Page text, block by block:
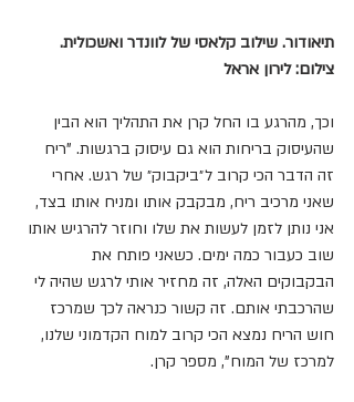
תיאודור. שילוב קלאסי של לוונדר ואשכולית.
צילום: לירון אראל
וכך, מהרגע בו החל קרן את התהליך הוא הבין
שהעיסוק בריחות הוא גם עיסוק ברגשות. "ריח
זה הדבר הכי קרוב ל״ביקבוק״ של רגש. אחרי
שאני מרכיב ריח, מבקבק אותו ומניח אותו בצד,
אני נותן לזמן לעשות את שלו וחוזר להרגיש אותו
שוב כעבור כמה ימים. כשאני פותח את
הבקבוקים האלה, זה מחזיר אותי לרגש שהיה לי
שהרכבתי אותם. זה קשור כנראה לכך שמרכז
חוש הריח נמצא הכי קרוב למוח הקדמוני שלנו,
למרכז של המוח", מספר קרן.